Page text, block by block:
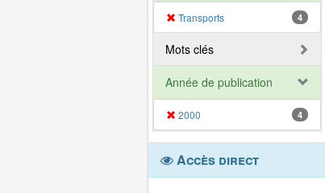
Transports 4
Mots clés
Année de publication
2000 4
Accès direct